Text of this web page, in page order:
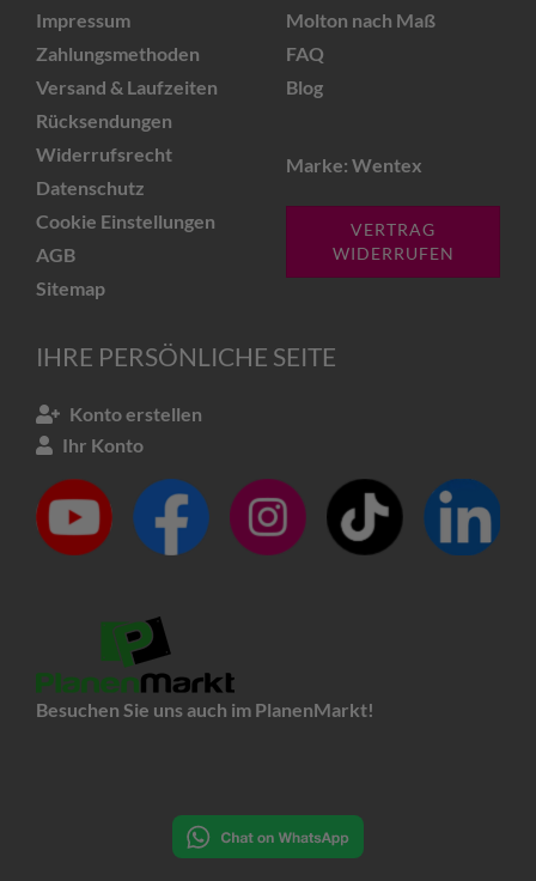
Impressum
Zahlungsmethoden
Versand & Laufzeiten
Rücksendungen
Widerrufsrecht
Datenschutz
Cookie Einstellungen
AGB
Sitemap
Molton nach Maß
FAQ
Blog
Marke: Wentex
VERTRAG
WIDERRUFEN
IHRE PERSÖNLICHE SEITE
Konto erstellen
Ihr Konto
Besuchen Sie uns auch im PlanenMarkt!